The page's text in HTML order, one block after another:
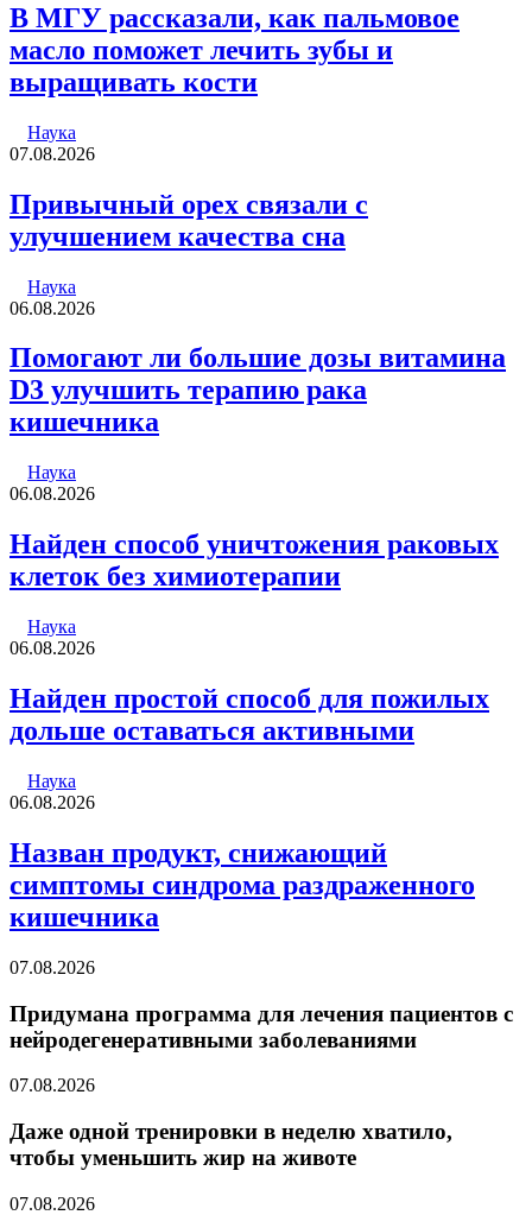
В МГУ рассказали, как пальмовое
масло поможет лечить зубы и
выращивать кости
Наука
07.08.2026
Привычный орех связали с
улучшением качества сна
Наука
06.08.2026
Помогают ли большие дозы витамина
D3 улучшить терапию рака
кишечника
Наука
06.08.2026
Найден способ уничтожения раковых
клеток без химиотерапии
Наука
06.08.2026
Найден простой способ для пожилых
дольше оставаться активными
Наука
06.08.2026
Назван продукт, снижающий
симптомы синдрома раздраженного
кишечника
07.08.2026
Придумана программа для лечения пациентов с
нейродегенеративными заболеваниями
07.08.2026
Даже одной тренировки в неделю хватило,
чтобы уменьшить жир на животе
07.08.2026